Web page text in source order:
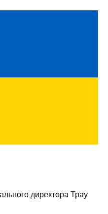
директора Трау